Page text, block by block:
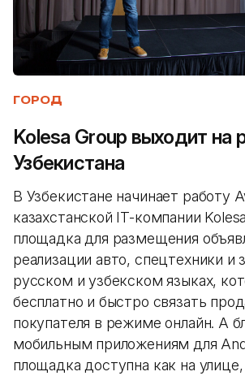
ГОРОД
Kolesa Group выходит на
Узбекистана
В Узбекистане начинает работу
казахстанской IT-компании
площадка для размещения
реализации авто, спецтехники и
русском и узбекском языках,
бесплатно и быстро связать
покупателя в режиме онлайн. А
мобильным приложениям для
площадка доступна как на